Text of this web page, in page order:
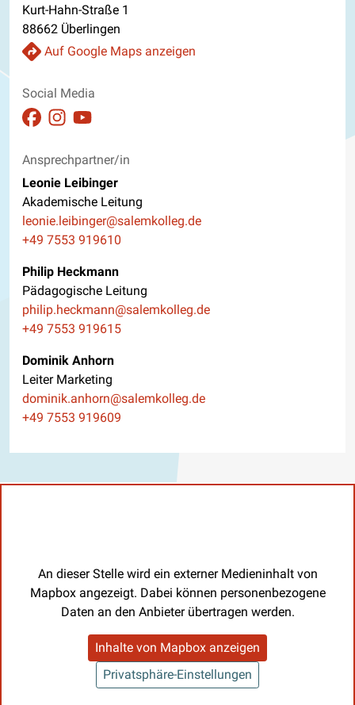
Kurt-Hahn-Straße 1
88662 Überlingen
Auf Google Maps anzeigen
Social Media
Auftritt auf Facebook ansehen
Auftritt auf Instagram ansehen
Auftritt auf Youtube ansehen
Ansprechpartner/in
Leonie Leibinger
Akademische Leitung
E-Mail
leonie.leibinger@salemkolleg.de
Telefon
+49 7553 919610
Philip Heckmann
Pädagogische Leitung
E-Mail
philip.heckmann@salemkolleg.de
Telefon
+49 7553 919615
Dominik Anhorn
Leiter Marketing
E-Mail
dominik.anhorn@salemkolleg.de
Telefon
+49 7553 919609
An dieser Stelle wird ein externer Medieninhalt von
Mapbox angezeigt. Dabei können personenbezogene
Daten an den Anbieter übertragen werden.
Inhalte von Mapbox anzeigen
Privatsphäre-Einstellungen